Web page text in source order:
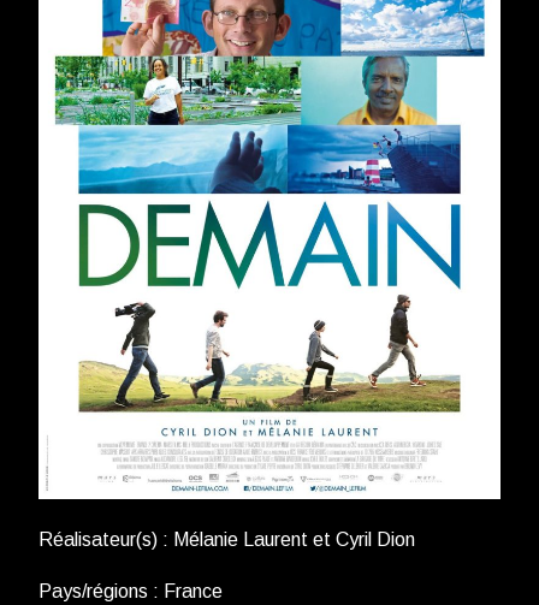
Réalisateur(s) : Mélanie Laurent et Cyril Dion
Pays/régions : France